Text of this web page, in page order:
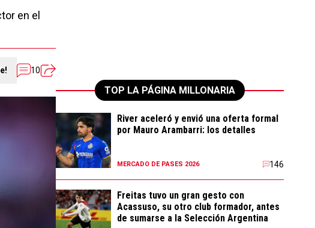
en el
10
TOP LA PÁGINA MILLONARIA
River aceleró y envió una oferta formal
por Mauro Arambarri: los detalles
MERCADO DE PASES 2026 146
Freitas tuvo un gran gesto con
Acassuso, su otro club formador, antes
de sumarse a la Selección Argentina